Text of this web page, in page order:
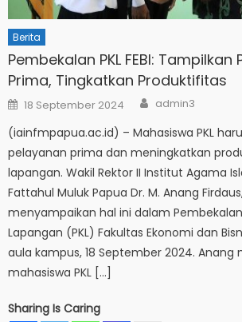
Berita
Pembekalan PKL FEBI: Tampilkan
Prima, Tingkatkan Produktifitas
Posted
on
18 September 2024 Author
admin3
(iainfmpapua.ac.id) – Mahasiswa PKL
pelayanan prima dan meningkatkan
lapangan. Wakil Rektor II Institut Agama
Fattahul Muluk Papua Dr. M. Anang Firdaus,
menyampaikan hal ini dalam
Lapangan (PKL) Fakultas Ekonomi dan
aula kampus, 18 September 2024.
mahasiswa PKL […]
Sharing Is Caring